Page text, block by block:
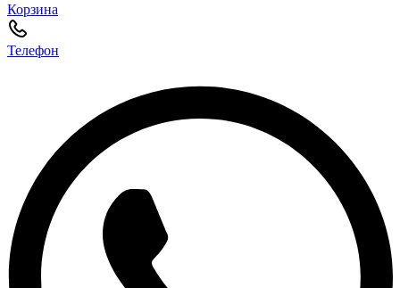
Корзина
Телефон